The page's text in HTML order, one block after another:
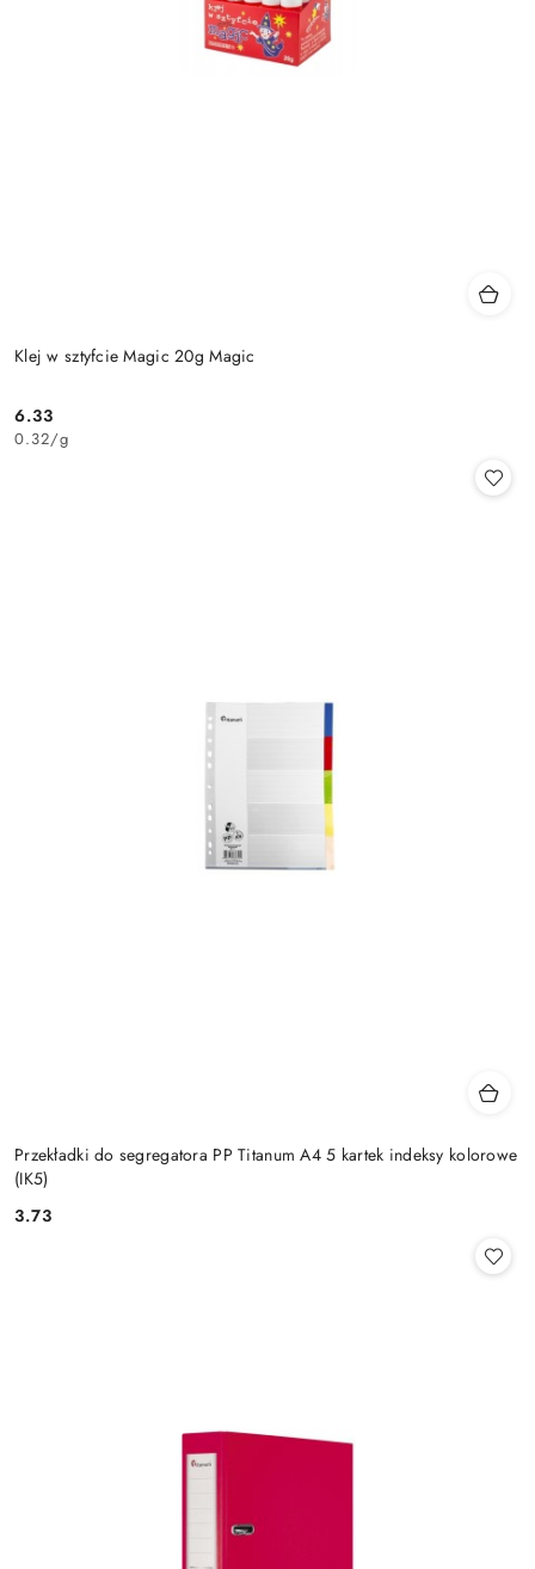
Klej w sztyfcie Magic 20g Magic
Cena:
6.33
0.32/g
Przekładki do segregatora PP Titanum A4 5 kartek indeksy kolorowe
(IK5)
Cena:
3.73